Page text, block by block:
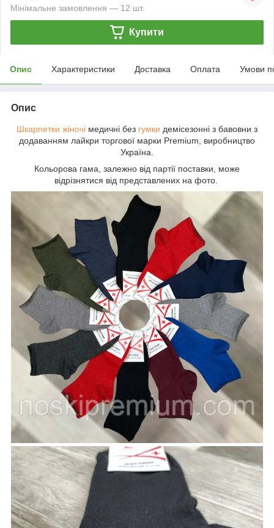
Мінімальне замовлення — 12 шт.
Купити
Опис Характеристики Доставка Оплата Умови
Опис
Шкарпетки жіночі медичні без гумки демісезонні з бавовни з
додаванням лайкри торгової марки Premium, виробництво
Україна.
Кольорова гама, залежно від партії поставки, може
відрізнятися від представлених на фото.